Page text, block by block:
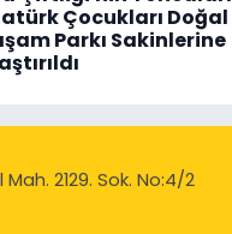
Çocukları Doğal
Parkı Sakinlerine
2129. Sok. No:4/2